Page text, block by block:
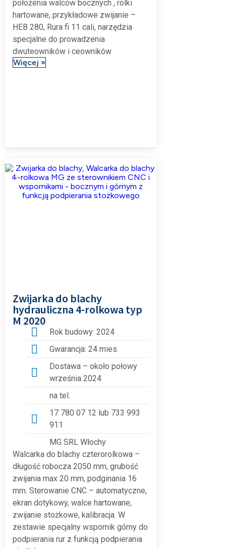
położenia walców bocznych , rolki
hartowane, przykładowe zwijanie –
HEB 280, Rura fi 11 cali, narzędzia
specjalne do prowadzenia
dwuteowników i ceowników
Więcej »
Zwijarka do blachy
hydrauliczna 4-rolkowa typ
M 2020
Rok budowy: 2024
Gwarancja: 24 mies.
Dostawa – około połowy
września 2024
na tel.
17 780 07 12 lub 733 993
911
MG SRL Włochy
Walcarka do blachy czterorolkowa –
długość robocza 2050 mm, grubość
zwijania max 20 mm, podginania 16
mm. Sterowanie CNC – automatyczne,
ekran dotykowy, walce hartowane,
zwijanie stożkowe, kalibracja. W
zestawie specjalny wspornik górny do
podpierania rur z funkcją podpierania